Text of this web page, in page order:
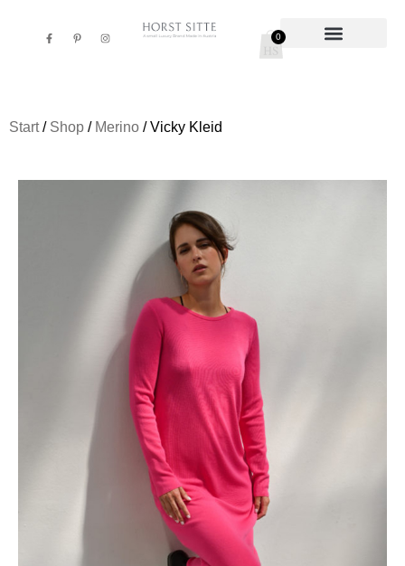
0
Start/ Shop / Merino / Vicky Kleid